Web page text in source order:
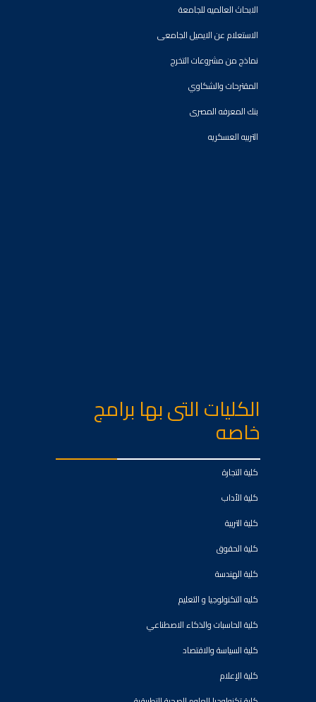
الابحاث العالميه للجامعة
الاستعلام عن الايميل الجامعى
نماذج من مشروعات التخرج
المقترحات والشكاوي
بنك المعرفه المصرى
التربيه العسكريه
الكليات التى بها برامج
خاصه
كلية التجارة
كلية الأداب
كلية التربية
كلية الحقوق
كلية الهندسة
كليه التكنولوجيا و التعليم
كلية الحاسبات والذكاء الاصطناعي
كلية السياسة والاقتصاد
كلية الإعلام